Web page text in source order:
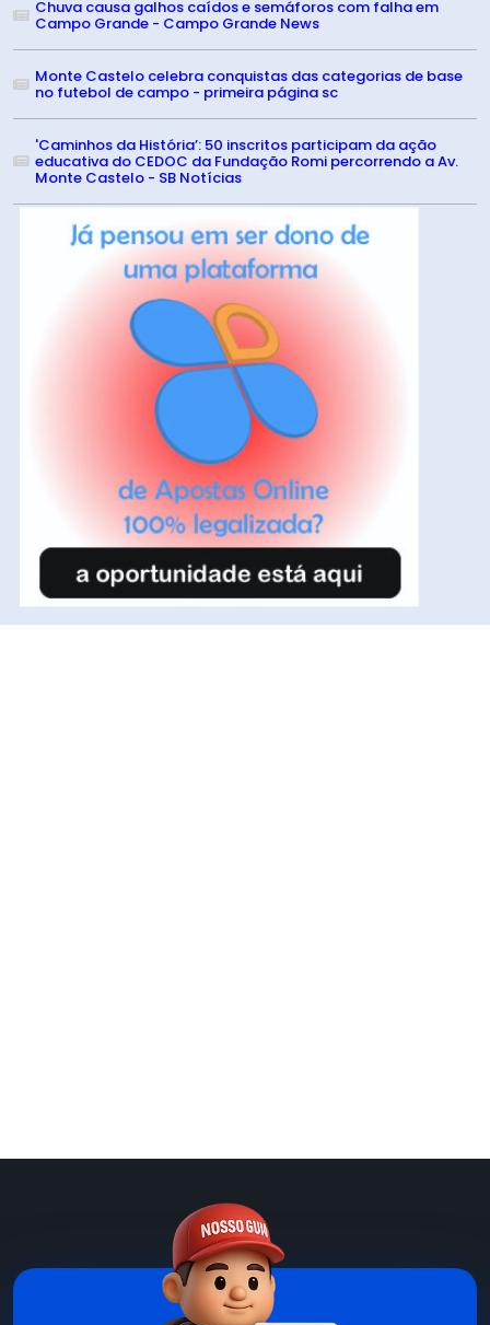
Chuva causa galhos caídos e semáforos com falha em
Campo Grande - Campo Grande News
Monte Castelo celebra conquistas das categorias de base
no futebol de campo - primeira página sc
'Caminhos da História’: 50 inscritos participam da ação
educativa do CEDOC da Fundação Romi percorrendo a Av.
Monte Castelo - SB Notícias